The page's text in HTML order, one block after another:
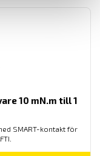
10 mN.m till 1
SMART-kontakt för